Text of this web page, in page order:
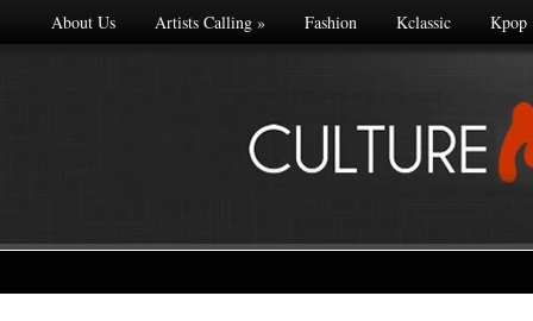
About Us Artists Calling» Fashion Kclassic Kpop